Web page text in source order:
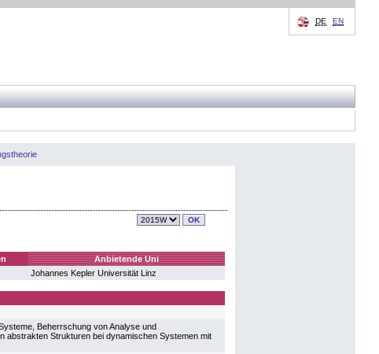
DE EN
Anbietende Uni
Johannes Kepler Universität Linz
Beherrschung von Analyse und
abstrakten Strukturen bei dynamischen Systemen mit